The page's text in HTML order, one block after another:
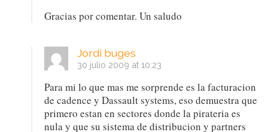
Gracias por comentar. Un saludo
Jordi buges
30 julio 2009 at 10:23
Para mi lo que mas me sorprende es la facturacion
de cadence y Dassault systems, eso demuestra que
primero estan en sectores donde la pirateria es
nula y que su sistema de distribucion y partners